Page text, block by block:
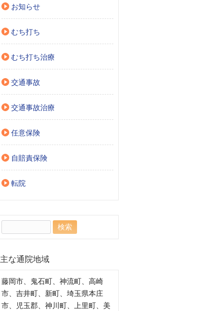
お知らせ
むち打ち
むち打ち治療
交通事故
交通事故治療
任意保険
自賠責保険
転院
主な通院地域
藤岡市、鬼石町、神流町、高崎
市、吉井町、新町、埼玉県本庄
市、児玉郡、神川町、上里町、美